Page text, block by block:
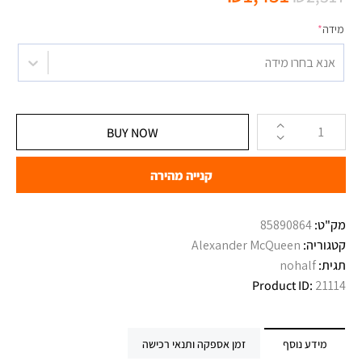
מידה*
אנא בחרו מידה
BUY NOW
קנייה מהירה
מק"ט:85890864
קטגוריה: Alexander McQueen
תגית:nohalf
Product ID: 21114
מידע נוסף זמן אספקה ותנאי רכישה